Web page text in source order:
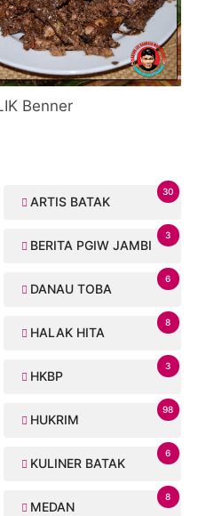
Benner
ARTIS BATAK
30
BERITA PGIW JAMBI
3
DANAU TOBA
6
HALAK HITA
8
HKBP
3
HUKRIM
98
KULINER BATAK
6
MEDAN
8